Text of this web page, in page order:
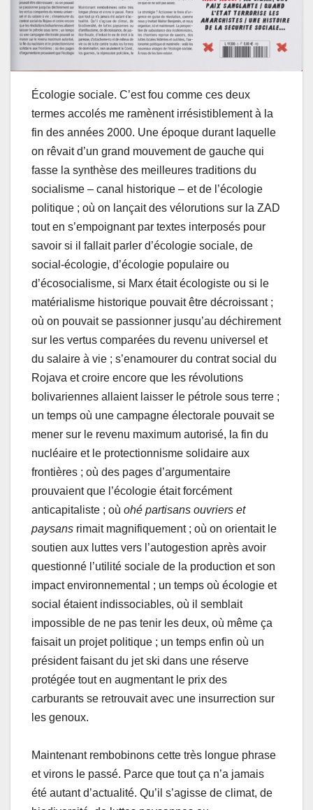
Écologie sociale. C’est fou comme ces deux
termes accolés me ramènent irrésistiblement à la
fin des années 2000. Une époque durant laquelle
on rêvait d’un grand mouvement de gauche qui
fasse la synthèse des meilleures traditions du
socialisme – canal historique – et de l’écologie
politique ; où on lançait des vélorutions sur la ZAD
tout en s’empoignant par textes interposés pour
savoir si il fallait parler d’écologie sociale, de
social-écologie, d’écologie populaire ou
d’écosocialisme, si Marx était écologiste ou si le
matérialisme historique pouvait être décroissant ;
où on pouvait se passionner jusqu’au déchirement
sur les vertus comparées du revenu universel et
du salaire à vie ; s’enamourer du contrat social du
Rojava et croire encore que les révolutions
bolivariennes allaient laisser le pétrole sous terre ;
un temps où une campagne électorale pouvait se
mener sur le revenu maximum autorisé, la fin du
nucléaire et le protectionnisme solidaire aux
frontières ; où des pages d’argumentaire
prouvaient que l’écologie était forcément
anticapitaliste ; où ohé partisans ouvriers et
paysans rimait magnifiquement ; où on orientait le
soutien aux luttes vers l’autogestion après avoir
questionné l’utilité sociale de la production et son
impact environnemental ; un temps où écologie et
social étaient indissociables, où il semblait
impossible de ne pas tenir les deux, où même ça
faisait un projet politique ; un temps enfin où un
président faisant du jet ski dans une réserve
protégée tout en augmentant le prix des
carburants se retrouvait avec une insurrection sur
les genoux.
Maintenant rembobinons cette très longue phrase
et virons le passé. Parce que tout ça n’a jamais
été autant d’actualité. Qu’il s’agisse de climat, de